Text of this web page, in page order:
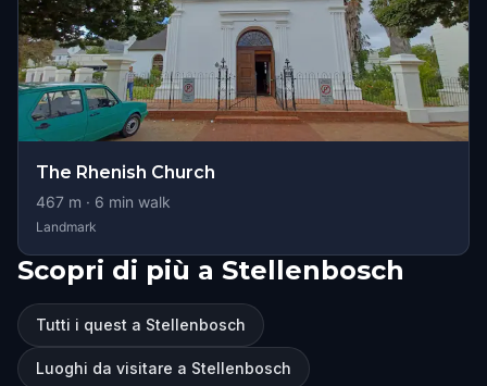
The Rhenish Church
467 m · 6 min walk
Landmark
Scopri di più a Stellenbosch
Tutti i quest a Stellenbosch
Luoghi da visitare a Stellenbosch